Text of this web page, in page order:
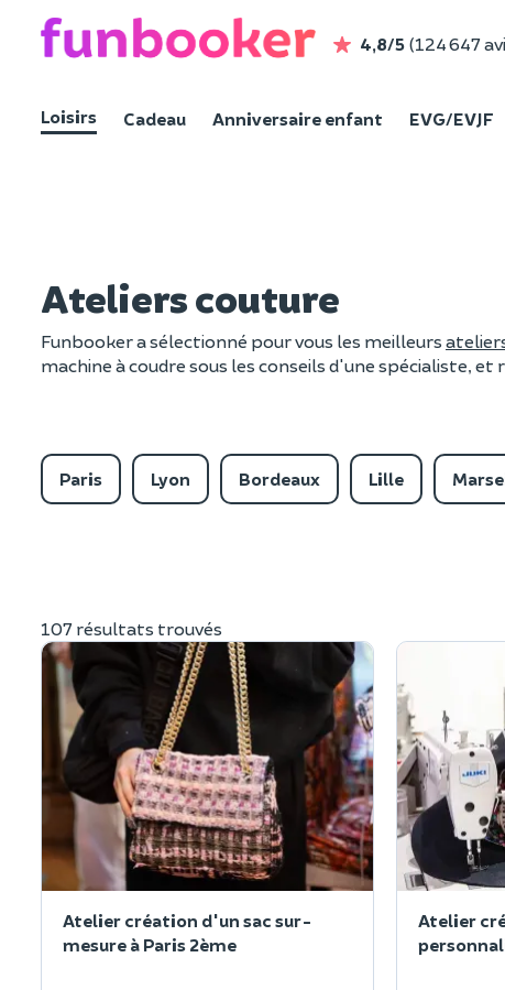
4,8/5 (124 647
Loisirs Cadeau Anniversaire enfant EVG/EVJF
Ateliers couture
Funbooker a sélectionné pour vous les meilleurs
machine à coudre sous les conseils d'une spécialiste, et
Paris Lyon Bordeaux Lille
107 résultats trouvés
Atelier création d'un sac sur-
mesure à Paris 2ème
Atelier